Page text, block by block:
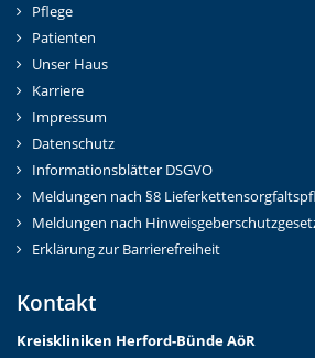
Pflege
Patienten
Unser Haus
Karriere
Impressum
Datenschutz
Informationsblätter DSGVO
Meldungen nach §8
Meldungen nach
Erklärung zur Barrierefreiheit
Kontakt
Kreiskliniken Herford-Bünde AöR